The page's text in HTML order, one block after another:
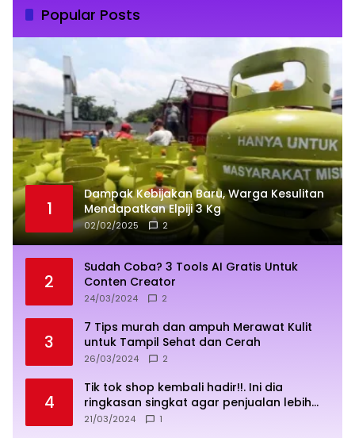
Popular Posts
1
Dampak Kebijakan Baru, Warga Kesulitan
Mendapatkan Elpiji 3 Kg
02/02/2025 2
2
Sudah Coba? 3 Tools AI Gratis Untuk
Conten Creator
24/03/2024 2
3
7 Tips murah dan ampuh Merawat Kulit
untuk Tampil Sehat dan Cerah
26/03/2024 2
4
Tik tok shop kembali hadir!!. Ini dia
ringkasan singkat agar penjualan lebih
sukses
21/03/2024 1